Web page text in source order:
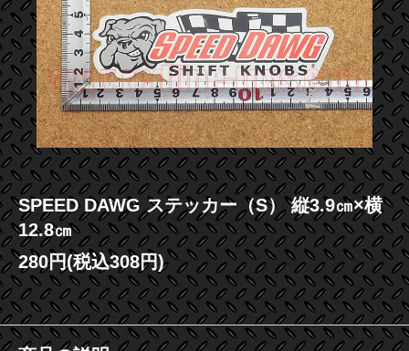
SPEED DAWG ステッカー（S） 縦3.9㎝×横
12.8㎝
280円(税込308円)